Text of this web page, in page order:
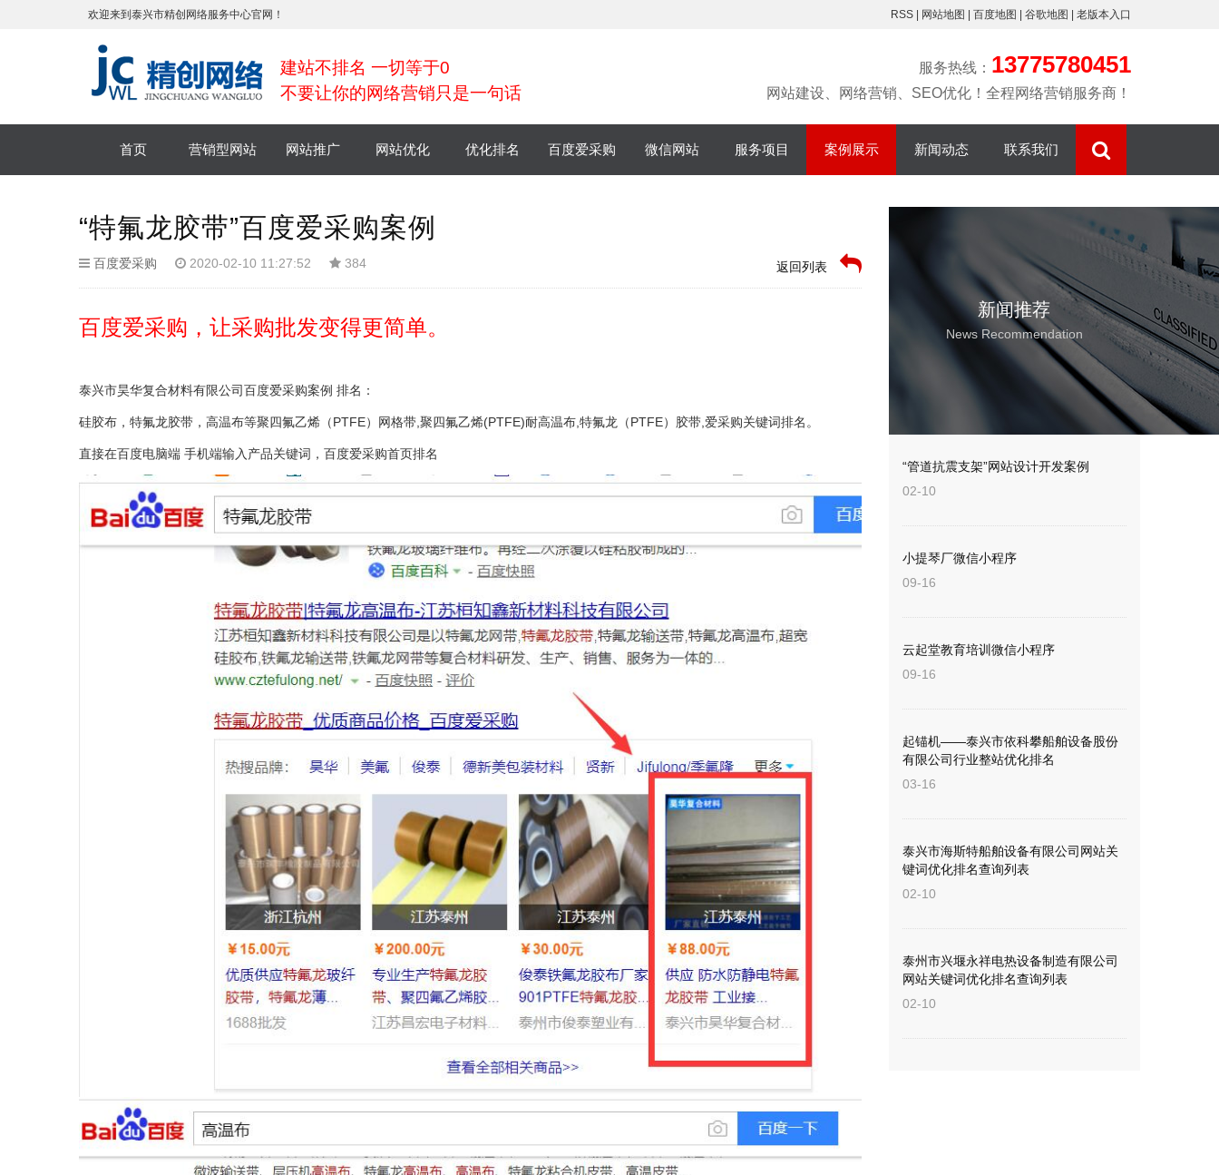
欢迎来到泰兴市精创网络服务中心官网！ RSS 网站地图 百度地图 谷歌地图 老版本入口
建站不排名 一切等于0
不要让你的网络营销只是一句话
服务热线： 13775780451
网站建设、网络营销、SEO优化！全程网络营销服务商！
首页 营销型网站 网站推广 网站优化 优化排名 百度爱采购 微信网站 服务项目 案例展示
整站优化排名
新闻动态 联系我们
“特氟龙胶带”百度爱采购案例
百度爱采购 2020-02-10 11:27:52 384 返回列表
百度爱采购，让采购批发变得更简单。
泰兴市昊华复合材料有限公司百度爱采购案例 排名：
硅胶布，特氟龙胶带，高温布等聚四氟乙烯（PTFE）网格带,聚四氟乙烯(PTFE)耐高温布,特氟龙（PTFE）胶带,爱采购关键词排名。
直接在百度电脑端 手机端输入产品关键词，百度爱采购首页排名
新闻推荐
News Recommendation
“管道抗震支架”网站设计开发案例
02-10
小提琴厂微信小程序
09-16
云起堂教育培训微信小程序
09-16
起锚机——泰兴市依科攀船舶设备股份
有限公司行业整站优化排名
03-16
泰兴市海斯特船舶设备有限公司网站关
键词优化排名查询列表
02-10
泰州市兴堰永祥电热设备制造有限公司
网站关键词优化排名查询列表
02-10